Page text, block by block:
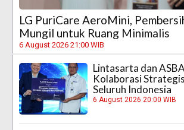
LG PuriCare AeroMini,
Mungil untuk Ruang Minimalis
6 August 2026 21:00 WIB
Lintasarta dan
Kolaborasi
Seluruh Indonesia
6 August 2026 20:00 WIB